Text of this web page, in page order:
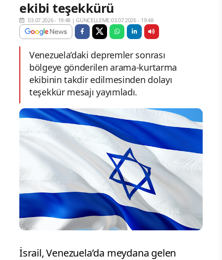
ekibi teşekkürü
03.07.2026 - 19:48 |GÜNCELLEME:03.07.2026 - 19:48
Venezuela’daki depremler sonrası
bölgeye gönderilen arama-kurtarma
ekibinin takdir edilmesinden dolayı
teşekkür mesajı yayımladı.
İsrail, Venezuela’da meydana gelen